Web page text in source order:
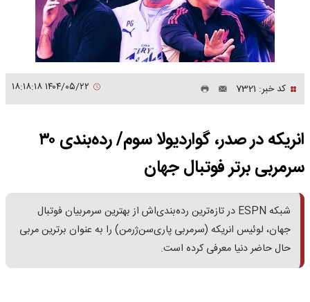
کد خبر: 7321
انریکه در صدر، گواردیولا سوم/ رده‌بندی ۳۰
سرمربی برتر فوتبال جهان
شبکه ESPN در تازه‌ترین رده‌بندی‌اش از بهترین سرمربیان فوتبال
جهان، لوئیس انریکه (سرمربی پاری‌سن‌ژرمن) را به عنوان برترین مربی
حال حاضر دنیا معرفی کرده است.